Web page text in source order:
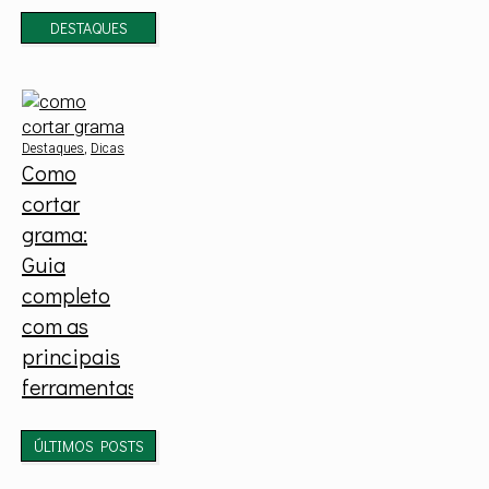
DESTAQUES
Como
cortar
grama:
Guia
completo
com as
principais
ferramentas
Destaques, Dicas
ÚLTIMOS POSTS